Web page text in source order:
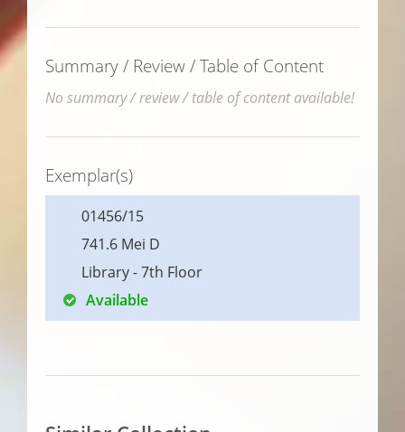
Summary / Review / Table of Content
No summary / review / table of content available!
Exemplar(s)
01456/15
741.6 Mei D
Library - 7th Floor
Available